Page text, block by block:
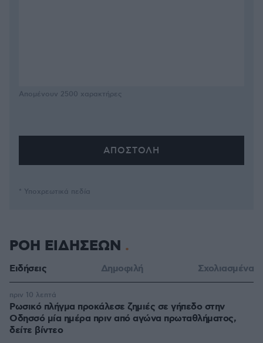
Απομένουν 2500 χαρακτήρες
* Υποχρεωτικά πεδία
ΡΟΗ ΕΙΔΗΣΕΩΝ
Ειδήσεις Δημοφιλή Σχολιασμένα
Ρωσικό πλήγμα προκάλεσε ζημιές σε γήπεδο στην
Οδησσό μία ημέρα πριν από αγώνα πρωταθλήματος,
δείτε βίντεο
πριν 10 λεπτά